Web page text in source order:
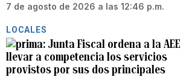
7 de agosto de 2026 a las 12:46 p.m.
LOCALES
Junta Fiscal ordena a la AEE
llevar a competencia los servicios
provistos por sus dos principales